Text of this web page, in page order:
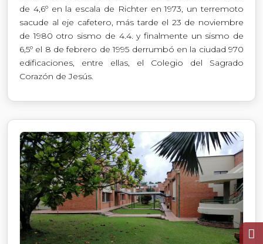
de 4,6º en la escala de Richter en 1973, un terremoto
sacude al eje cafetero, más tarde el 23 de noviembre
de 1980 otro sismo de 4.4. y finalmente un sismo de
6,5º el 8 de febrero de 1995 derrumbó en la ciudad 970
edificaciones, entre ellas, el Colegio del Sagrado
Corazón de Jesús.